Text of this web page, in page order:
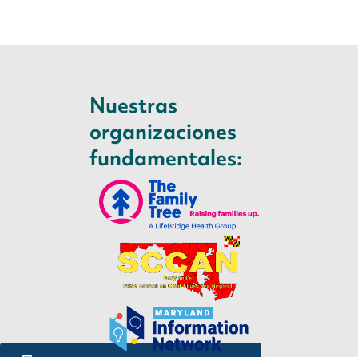
Nuestras
organizaciones
fundamentales: